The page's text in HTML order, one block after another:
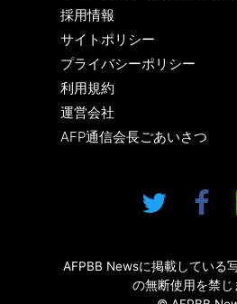
採用情報
サイトポリシー
プライバシーポリシー
利用規約
運営会社
AFP通信会長ごあいさつ
AFPBB Newsに掲載している
の無断使用を禁じ